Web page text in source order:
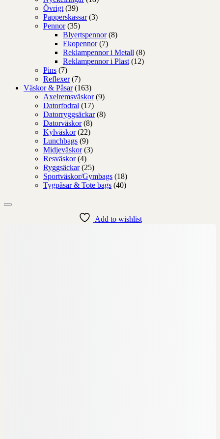
Övrigt (39)
Papperskassar (3)
Pennor (35)
Blyertspennor (8)
Ekopennor (7)
Reklampennor i Metall (8)
Reklampennor i Plast (12)
Pins (7)
Reflexer (7)
Väskor & Påsar (163)
Axelremsväskor (9)
Datorfodral (17)
Datorryggsäckar (8)
Datorväskor (8)
Kylväskor (22)
Lunchbags (9)
Midjeväskor (3)
Resväskor (4)
Ryggsäckar (25)
Sportväskor/Gymbags (18)
Tygpåsar & Tote bags (40)
Add to wishlist